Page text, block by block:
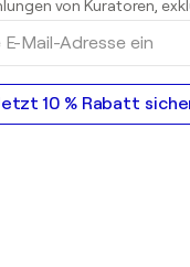
von Kuratoren,
10 % Rabatt